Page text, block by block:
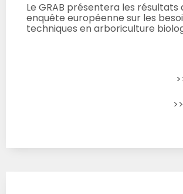
Le GRAB présentera les résultats
enquête européenne sur les
techniques en arboriculture
>>